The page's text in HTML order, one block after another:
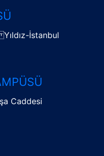
İstanbul
Caddesi